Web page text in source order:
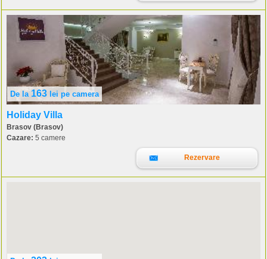
De la 163 lei pe camera
Holiday Villa
Brasov (Brasov)
Cazare: 5 camere
Rezervare